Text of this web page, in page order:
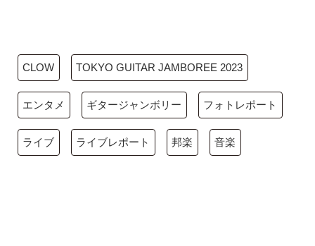
CLOW TOKYO GUITAR JAMBOREE 2023
エンタメ ギタージャンボリー フォトレポート
ライブ ライブレポート 邦楽 音楽